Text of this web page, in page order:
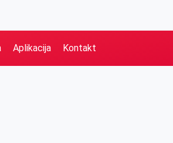
Aplikacija Kontakt